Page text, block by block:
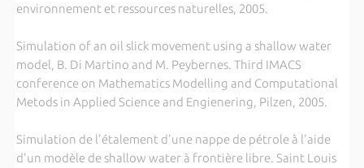
environnement et ressources naturelles, 2005.
Simulation of an oil slick movement using a shallow water
model, B. Di Martino and M. Peybernes. Third IMACS
conference on Mathematics Modelling and Computational
Metods in Applied Science and Engienering, Pilzen, 2005.
Simulation de l'étalement d'une nappe de pétrole à l'aide
d'un modèle de shallow water à frontière libre. Saint Louis